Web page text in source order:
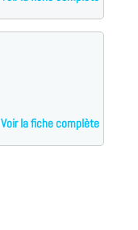
Voir la fiche complète